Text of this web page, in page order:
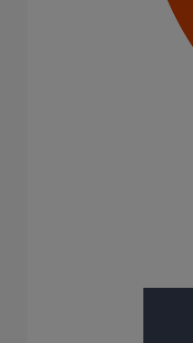
Menu Footer 3